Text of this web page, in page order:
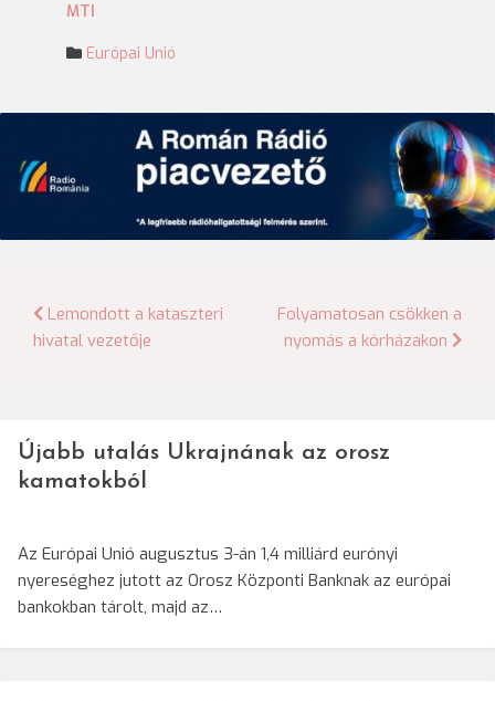
MTI
Európai Unió
Bejegyzés
navigáció
Lemondott a kataszteri
hivatal vezetője
Folyamatosan csökken a
nyomás a kórházakon
Újabb utalás Ukrajnának az orosz
kamatokból
Az Európai Unió augusztus 3-án 1,4 milliárd eurónyi
nyereséghez jutott az Orosz Központi Banknak az európai
bankokban tárolt, majd az…